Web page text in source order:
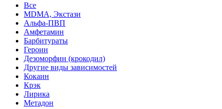
Все
MDMA, Экстази
Альфа-ПВП
Амфетамин
Барбитураты
Героин
Дезоморфин (крокодил)
Другие виды зависимостей
Кокаин
Крэк
Лирика
Метадон